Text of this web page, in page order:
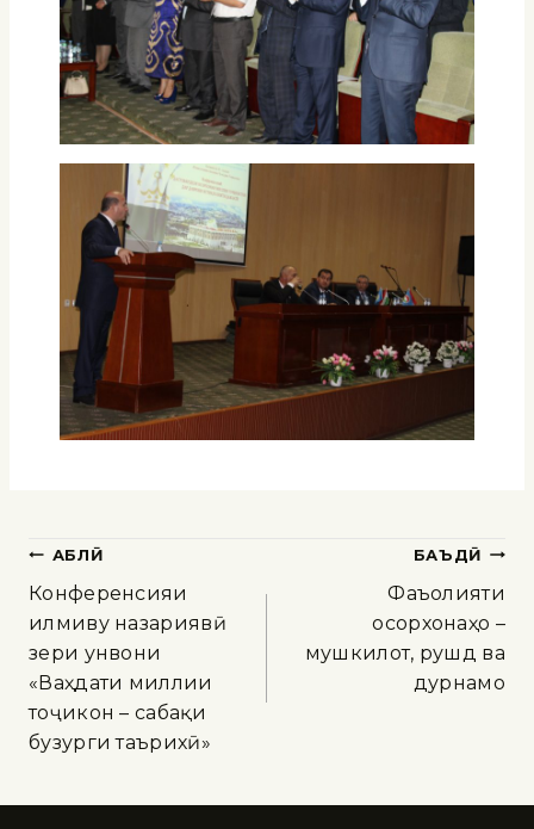
ҚАБЛӢ
Конференсияи
илмиву назариявӣ
зери унвони
«Ваҳдати миллии
тоҷикон – сабақи
бузурги таърихӣ»
БАЪДӢ
Фаъолияти
осорхонаҳо –
мушкилот, рушд ва
дурнамо